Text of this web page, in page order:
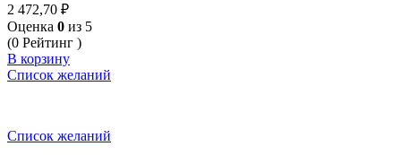
капсул
2 472,70 ₽
Оценка 0 из 5
(0 Рейтинг )
В корзину
Список желаний
Список желаний